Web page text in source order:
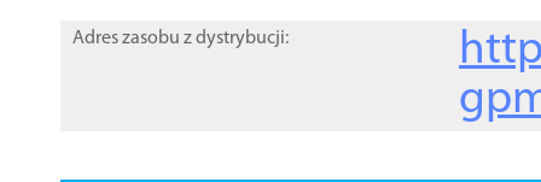
Adres zasobu z dystrybucji: